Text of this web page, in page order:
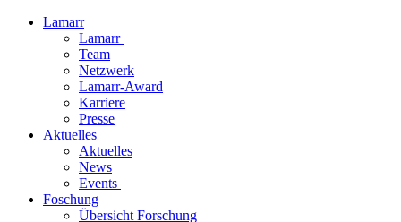
Lamarr
Lamarr
Team
Netzwerk
Lamarr-Award
Karriere
Presse
Aktuelles
Aktuelles
News
Events
Foschung
Übersicht Forschung